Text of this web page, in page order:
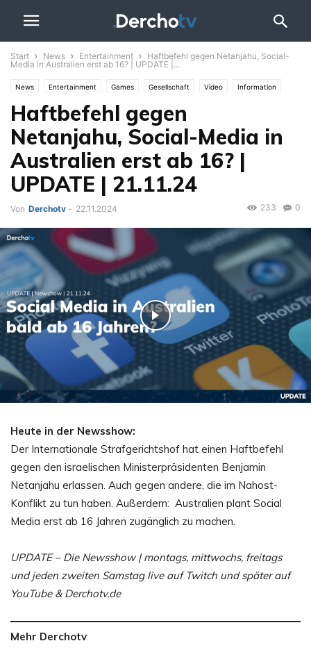
Start News Entertainment
Haftbefehl gegen Netanjahu, Social-
Media in Australien erst ab 16? | UPDATE |...
News Entertainment Games Gesellschaft Video Information
Themen Iran-Krieg Politik
Haftbefehl gegen
Netanjahu, Social-Media in
Australien erst ab 16? |
UPDATE | 21.11.24
Von Derchotv - 22.11.2024 0
233
Heute in der Newsshow:
Der Internationale Strafgerichtshof hat einen Haftbefehl
gegen den israelischen Ministerpräsidenten Benjamin
Netanjahu erlassen. Auch gegen andere, die im Nahost-
Konflikt zu tun haben. Außerdem: Australien plant Social
Media erst ab 16 Jahren zugänglich zu machen.
UPDATE – Die Newsshow | montags, mittwochs, freitags
und jeden zweiten Samstag live auf Twitch und später auf
YouTube & Derchotv.de
Mehr Derchotv